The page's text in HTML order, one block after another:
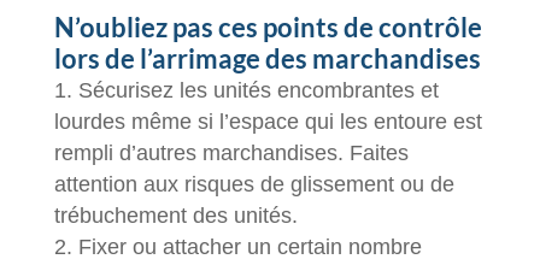
N’oubliez pas ces points de contrôle
lors de l’arrimage des marchandises
Sécurisez les unités encombrantes et
lourdes même si l’espace qui les entoure est
rempli d’autres marchandises. Faites
attention aux risques de glissement ou de
trébuchement des unités.
Fixer ou attacher un certain nombre